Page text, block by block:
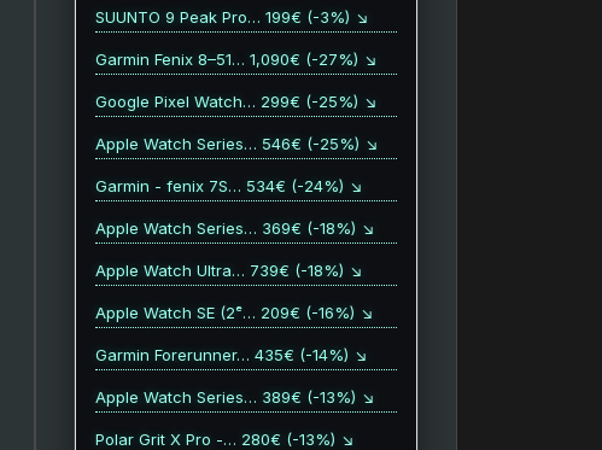
SUUNTO 9 Peak Pro… 199€ (-3%) ↘
Garmin Fenix 8–51… 1,090€ (-27%) ↘
Google Pixel Watch… 299€ (-25%) ↘
Apple Watch Series… 546€ (-25%) ↘
Garmin - fenix 7S… 534€ (-24%) ↘
Apple Watch Series… 369€ (-18%) ↘
Apple Watch Ultra… 739€ (-18%) ↘
Apple Watch SE (2ᵉ… 209€ (-16%) ↘
Garmin Forerunner… 435€ (-14%) ↘
Apple Watch Series… 389€ (-13%) ↘
Polar Grit X Pro -… 280€ (-13%) ↘